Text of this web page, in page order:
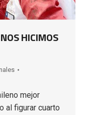
HICIMOS
mejor
al figurar cuarto